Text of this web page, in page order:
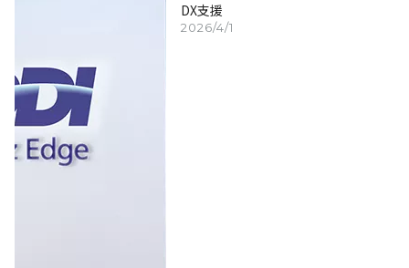
2026/4/1
DX支援